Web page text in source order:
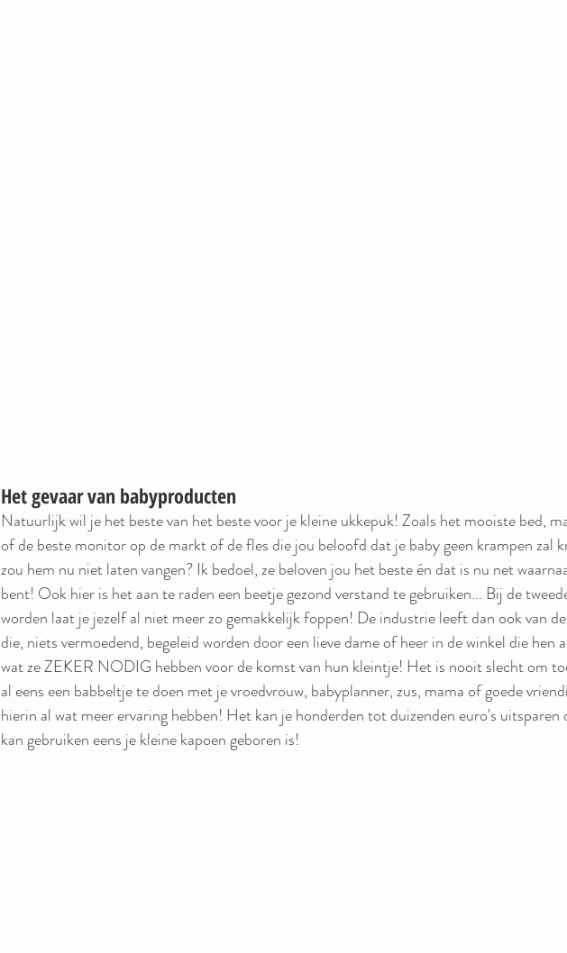
Het gevaar van babyproducten
Natuurlijk wil je het beste van het beste voor je kleine ukkepuk! Zoals het mooiste bed,
of de beste monitor op de markt of de fles die jou beloofd dat je baby geen krampen zal
zou hem nu niet laten vangen? Ik bedoel, ze beloven jou het beste én dat is nu net
bent! Ook hier is het aan te raden een beetje gezond verstand te gebruiken... Bij de
worden laat je jezelf al niet meer zo gemakkelijk foppen! De industrie leeft dan ook van
die, niets vermoedend, begeleid worden door een lieve dame of heer in de winkel die hen
wat ze ZEKER NODIG hebben voor de komst van hun kleintje! Het is nooit slecht om
al eens een babbeltje te doen met je vroedvrouw, babyplanner, zus, mama of goede
hierin al wat meer ervaring hebben! Het kan je honderden tot duizenden euro's uitsparen
kan gebruiken eens je kleine kapoen geboren is!